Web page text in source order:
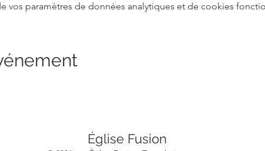
vos paramètres de données analytiques et de cookies
Église Fusion